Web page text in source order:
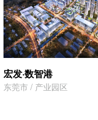
宏发·数智港
东莞市 / 产业园区